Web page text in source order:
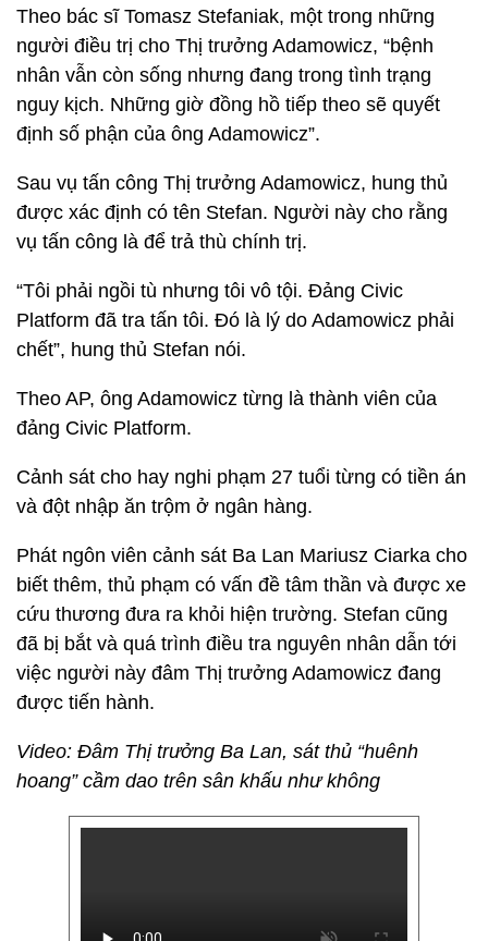
Theo bác sĩ Tomasz Stefaniak, một trong những
người điều trị cho Thị trưởng Adamowicz, “bệnh
nhân vẫn còn sống nhưng đang trong tình trạng
nguy kịch. Những giờ đồng hồ tiếp theo sẽ quyết
định số phận của ông Adamowicz”.
Sau vụ tấn công Thị trưởng Adamowicz, hung thủ
được xác định có tên Stefan. Người này cho rằng
vụ tấn công là để trả thù chính trị.
“Tôi phải ngồi tù nhưng tôi vô tội. Đảng Civic
Platform đã tra tấn tôi. Đó là lý do Adamowicz phải
chết”, hung thủ Stefan nói.
Theo AP, ông Adamowicz từng là thành viên của
đảng Civic Platform.
Cảnh sát cho hay nghi phạm 27 tuổi từng có tiền án
và đột nhập ăn trộm ở ngân hàng.
Phát ngôn viên cảnh sát Ba Lan Mariusz Ciarka cho
biết thêm, thủ phạm có vấn đề tâm thần và được xe
cứu thương đưa ra khỏi hiện trường. Stefan cũng
đã bị bắt và quá trình điều tra nguyên nhân dẫn tới
việc người này đâm Thị trưởng Adamowicz đang
được tiến hành.
Video: Đâm Thị trưởng Ba Lan, sát thủ “huênh
hoang” cầm dao trên sân khấu như không